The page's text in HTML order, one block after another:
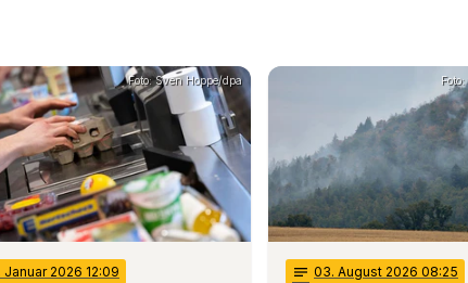
Foto: Sven Hoppe/dpa
. Januar 2026 12:09 notes 03. August 2026 08:25